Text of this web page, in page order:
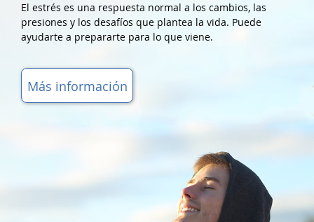
El estrés es una respuesta normal a los cambios, las
presiones y los desafíos que plantea la vida. Puede
ayudarte a prepararte para lo que viene.
Más información